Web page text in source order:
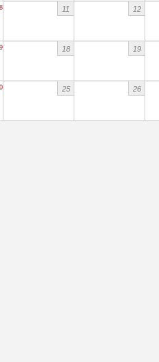
11 12
18 19
25 26